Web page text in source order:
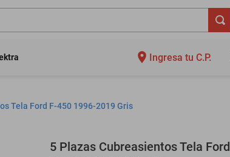
Ingresa tu C.P.
Tela Ford F-450 1996-2019 Gris
5 Plazas Cubreasientos Tela Ford